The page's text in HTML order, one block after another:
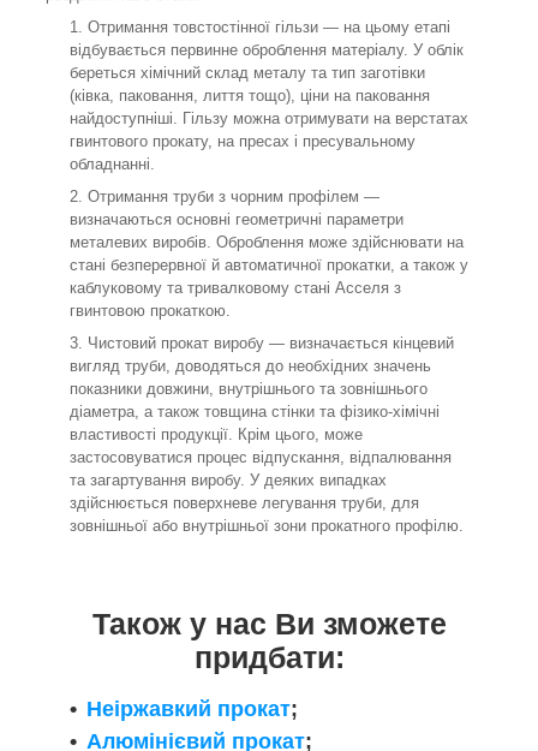
Отримання товстостінної гільзи — на цьому етапі
відбувається первинне оброблення матеріалу. У облік
береться хімічний склад металу та тип заготівки
(ківка, паковання, лиття тощо), ціни на паковання
найдоступніші. Гільзу можна отримувати на верстатах
гвинтового прокату, на пресах і пресувальному
обладнанні.
Отримання труби з чорним профілем —
визначаються основні геометричні параметри
металевих виробів. Оброблення може здійснювати на
стані безперервної й автоматичної прокатки, а також у
каблуковому та тривалковому стані Асселя з
гвинтовою прокаткою.
Чистовий прокат виробу — визначається кінцевий
вигляд труби, доводяться до необхідних значень
показники довжини, внутрішнього та зовнішнього
діаметра, а також товщина стінки та фізико-хімічні
властивості продукції. Крім цього, може
застосовуватися процес відпускання, відпалювання
та загартування виробу. У деяких випадках
здійснюється поверхневе легування труби, для
зовнішньої або внутрішньої зони прокатного профілю.
Також у нас Ви зможете
придбати:
Неіржавкий прокат;
Алюмінієвий прокат;